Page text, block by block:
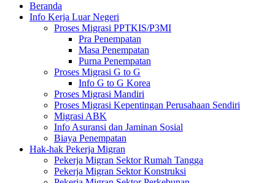
Beranda
Info Kerja Luar Negeri
Proses Migrasi PPTKIS/P3MI
Pra Penempatan
Masa Penempatan
Purna Penempatan
Proses Migrasi G to G
Info G to G Korea
Proses Migrasi Mandiri
Proses Migrasi Kepentingan Perusahaan Sendiri
Migrasi ABK
Info Asuransi dan Jaminan Sosial
Biaya Penempatan
Hak-hak Pekerja Migran
Pekerja Migran Sektor Rumah Tangga
Pekerja Migran Sektor Konstruksi